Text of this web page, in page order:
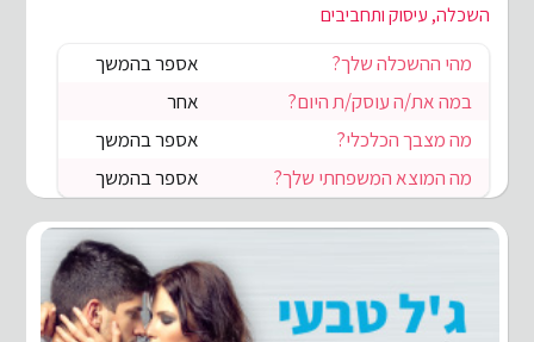
השכלה, עיסוק ותחביבים
מהי ההשכלה שלך?
אספר בהמשך
במה את/ה עוסק/ת היום?
אחר
מה מצבך הכלכלי?
אספר בהמשך
מה המוצא המשפחתי שלך?
אספר בהמשך